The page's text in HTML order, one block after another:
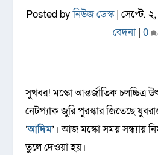
Posted byনিউজ ডেস্ক| সেপ্টে.
বেদনা| 0
সুখবর! মস্কো আন্তর্জাতিক
নেটপ্যাক জুরি পুরস্কার জিতেছে
‘আদিম’। আজ মস্কো সময় সন্ধ্যায়
তুলে দেওয়া হয়।